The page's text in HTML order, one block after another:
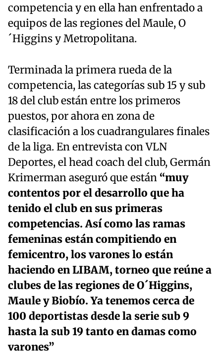
competencia y en ella han enfrentado a
equipos de las regiones del Maule, O
´Higgins y Metropolitana.
Terminada la primera rueda de la
competencia, las categorías sub 15 y sub
18 del club están entre los primeros
puestos, por ahora en zona de
clasificación a los cuadrangulares finales
de la liga. En entrevista con VLN
Deportes, el head coach del club, Germán
Krimerman aseguró que están “muy
contentos por el desarrollo que ha
tenido el club en sus primeras
competencias. Así como las ramas
femeninas están compitiendo en
femicentro, los varones lo están
haciendo en LIBAM, torneo que reúne a
clubes de las regiones de O´Higgins,
Maule y Biobío. Ya tenemos cerca de
100 deportistas desde la serie sub 9
hasta la sub 19 tanto en damas como
varones”